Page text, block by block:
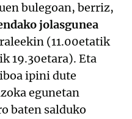
bulegoan, berriz,
jolasgunea
(11.00etatik
19.30etara). Eta
ipini dute
egunetan
baten salduko